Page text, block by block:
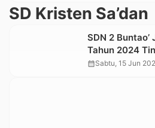
SD Kristen Sa’dan
SDN 2
Tahun 2024
calendar_monthSabtu, 15 Jun